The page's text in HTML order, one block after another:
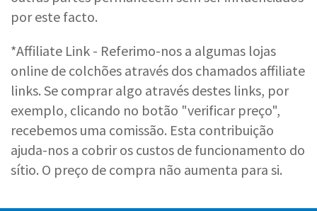
por este facto.
*Affiliate Link - Referimo-nos a algumas lojas
online de colchões através dos chamados affiliate
links. Se comprar algo através destes links, por
exemplo, clicando no botão "verificar preço",
recebemos uma comissão. Esta contribuição
ajuda-nos a cobrir os custos de funcionamento do
sítio. O preço de compra não aumenta para si.